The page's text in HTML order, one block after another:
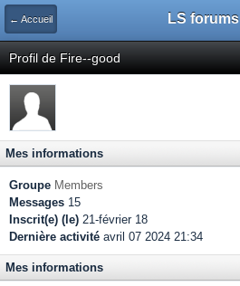
← Accueil LS forums
Profil de Fire--good
Mes informations
Groupe Members
Messages 15
Inscrit(e) (le) 21-février 18
Dernière activité avril 07 2024 21:34
Mes informations